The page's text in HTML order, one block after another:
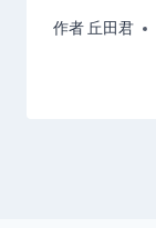
作者 丘田君